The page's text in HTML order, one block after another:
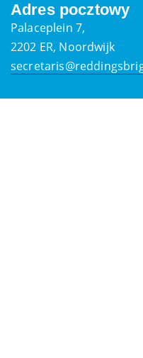
Adres pocztowy
Palaceplein 7,
2202 ER, Noordwijk